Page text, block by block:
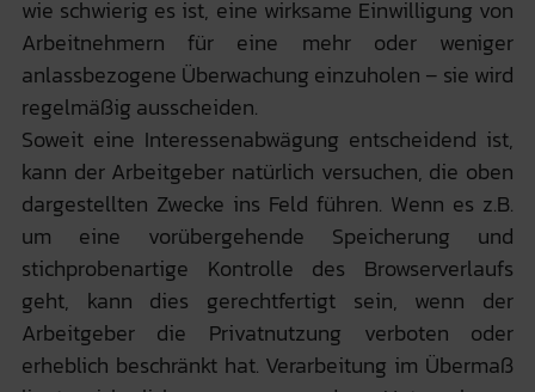
wie schwierig es ist, eine wirksame Einwilligung von
Arbeitnehmern für eine mehr oder weniger
anlassbezogene Überwachung einzuholen – sie wird
regelmäßig ausscheiden.
Soweit eine Interessenabwägung entscheidend ist,
kann der Arbeitgeber natürlich versuchen, die oben
dargestellten Zwecke ins Feld führen. Wenn es z.B.
um eine vorübergehende Speicherung und
stichprobenartige Kontrolle des Browserverlaufs
geht, kann dies gerechtfertigt sein, wenn der
Arbeitgeber die Privatnutzung verboten oder
erheblich beschränkt hat. Verarbeitung im Übermaß